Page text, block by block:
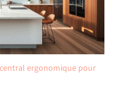
ergonomique pour